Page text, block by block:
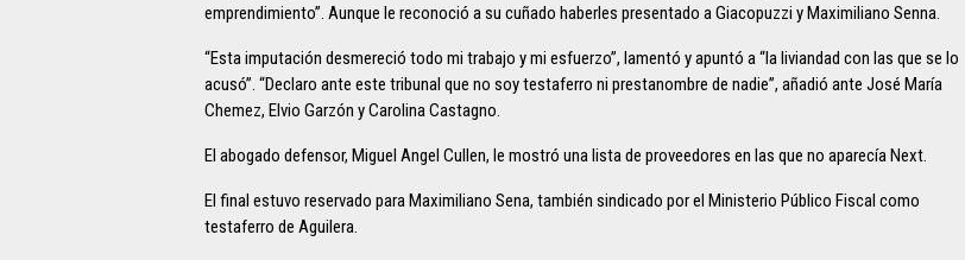
emprendimiento”. Aunque le reconoció a su cuñado haberles presentado a Giacopuzzi y Maximiliano Senna.
“Esta imputación desmereció todo mi trabajo y mi esfuerzo”, lamentó y apuntó a “la liviandad con las que se lo
acusó”. “Declaro ante este tribunal que no soy testaferro ni prestanombre de nadie”, añadió ante José María
Chemez, Elvio Garzón y Carolina Castagno.
El abogado defensor, Miguel Angel Cullen, le mostró una lista de proveedores en las que no aparecía Next.
El final estuvo reservado para Maximiliano Sena, también sindicado por el Ministerio Público Fiscal como
testaferro de Aguilera.